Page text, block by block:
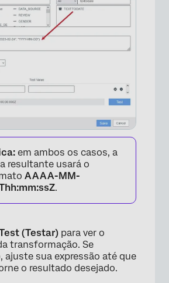
em ambos os casos, a
resultante usará o
AAAA-MM-
.
(Testar) para ver o
transformação. Se
ajuste sua expressão até que
o resultado desejado.